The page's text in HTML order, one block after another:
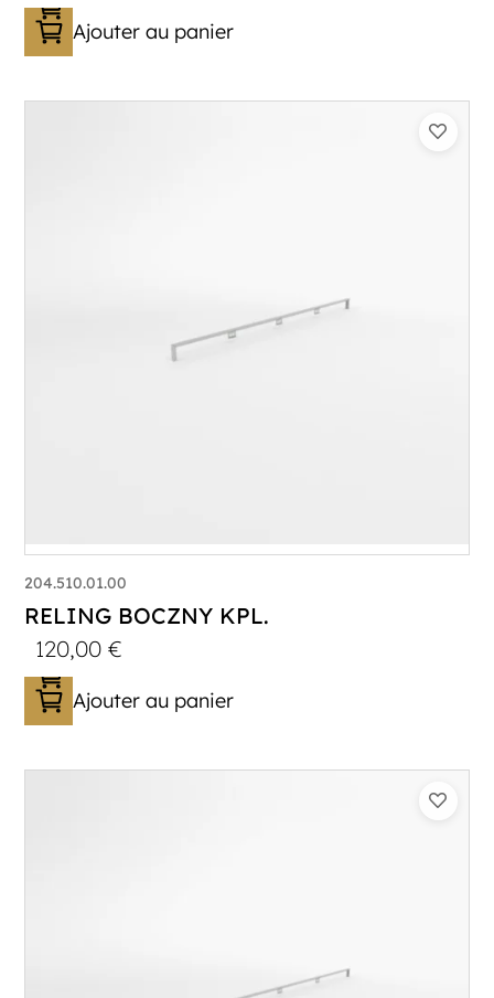
Ajouter au panier
204.510.01.00
RELING BOCZNY KPL.
120,00€
Ajouter au panier